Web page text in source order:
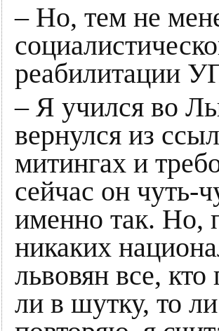
– Но, тем не
реабилитации
– Я учился во
вернулся из
митингах и
сейчас он чуть-
именно так. Но,
никаких
львовян все,
ли в шутку, то